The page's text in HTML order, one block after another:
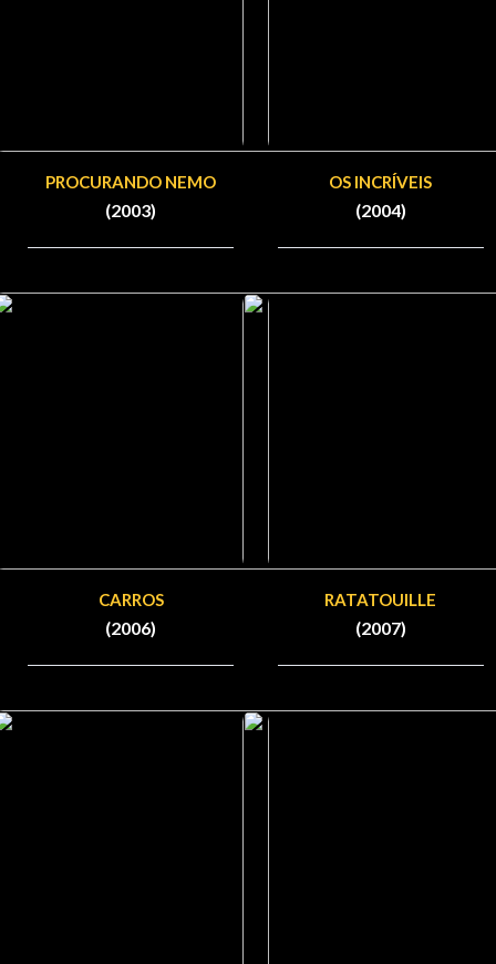
PROCURANDO NEMO
(2003)
OS INCRÍVEIS
(2004)
CARROS
(2006)
RATATOUILLE
(2007)